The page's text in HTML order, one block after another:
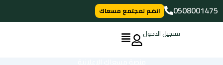
تخطي
إلى0508001475
انضم لمجتمع مسعاك
تسجيل الدخول